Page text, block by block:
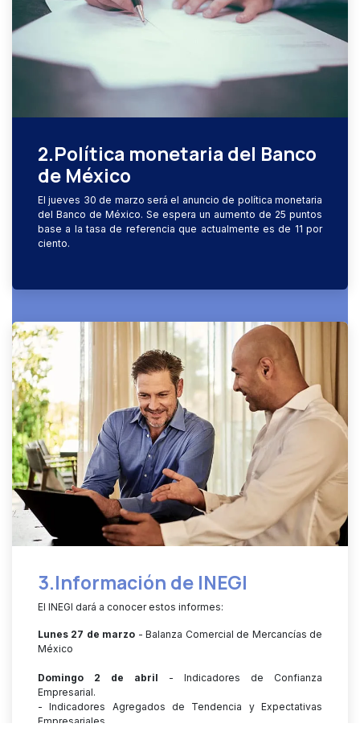
2.Política monetaria del Banco
de México
El jueves 30 de marzo será el anuncio de política monetaria
del Banco de México. Se espera un aumento de 25 puntos
base a la tasa de referencia que actualmente es de 11 por
ciento.
3.Información de INEGI
El INEGI dará a conocer estos informes:
Lunes 27 de marzo - Balanza Comercial de Mercancías de
México
Domingo 2 de abril - Indicadores de Confianza
Empresarial.
- Indicadores Agregados de Tendencia y Expectativas
Empresariales.